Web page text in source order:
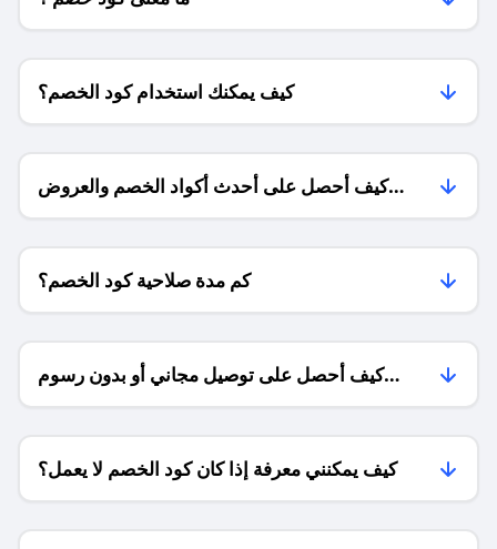
كيف يمكنك استخدام كود الخصم؟
كيف أحصل على أحدث أكواد الخصم والعروض
للمتاجر؟
كم مدة صلاحية كود الخصم؟
كيف أحصل على توصيل مجاني أو بدون رسوم
الشحن ؟
كيف يمكنني معرفة إذا كان كود الخصم لا يعمل؟